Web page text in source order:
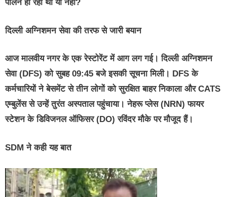
पालन हो रहा था या नहीं?
दिल्ली अग्निशमन सेवा की तरफ से जारी बयान
आज मालवीय नगर के एक रेस्टोरेंट में आग लग गई। दिल्ली अग्निशमन
सेवा (DFS) को सुबह 09:45 बजे इसकी सूचना मिली। DFS के
कर्मचारियों ने बेसमेंट से तीन लोगों को सुरक्षित बाहर निकाला और CATS
एम्बुलेंस से उन्हें तुरंत अस्पताल पहुंचाया। नेहरू प्लेस (NRN) फायर
स्टेशन के डिविजनल ऑफिसर (DO) रविंदर मौके पर मौजूद हैं।
SDM ने कही यह बात